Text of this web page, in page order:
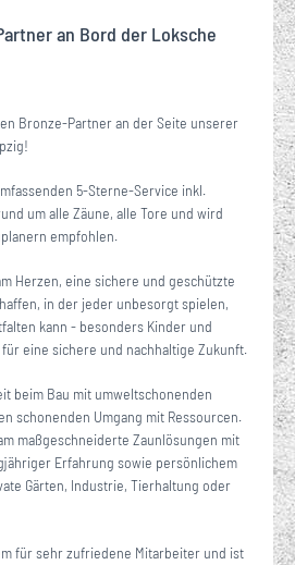
an Bord der Loksche
Bronze-Partner an der Seite unserer
5-Sterne-Service inkl.
um alle Zäune, alle Tore und wird
empfohlen.
Herzen, eine sichere und geschützte
in der jeder unbesorgt spielen,
kann - besonders Kinder und
eine sichere und nachhaltige Zukunft.
beim Bau mit umweltschonenden
schonenden Umgang mit Ressourcen.
maßgeschneiderte Zaunlösungen mit
Erfahrung sowie persönlichem
Gärten, Industrie, Tierhaltung oder
für sehr zufriedene Mitarbeiter und ist